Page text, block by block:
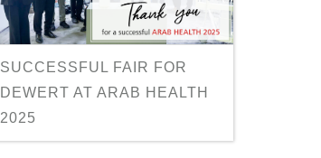
SUCCESSFUL FAIR FOR
DEWERT AT ARAB HEALTH
2025